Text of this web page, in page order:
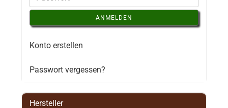
ANMELDEN
Konto erstellen
Passwort vergessen?
Hersteller